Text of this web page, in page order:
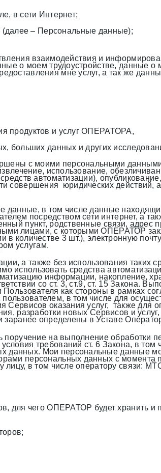
в сети Интернет;
– Персональные данные);
взаимодействия и
о моем трудоустройстве, данные
мне услуг, а так же
продуктов и услуг ОПЕРАТОРА,
больших данных и других
с моими персональными
использование,
автоматизации), опубликование,
совершения юридических действий,
данные, в том числе данные
посредством сети интернет, а
пункт, родственные связи, адрес
лицами, с которыми ОПЕРАТОР
количестве 3 шт.), электронную
услугам.
а также без использования таких
использовать средства
информации, накопление,
со ст. 3, ст.9, ст. 15 Закона.
как стороны в рамках
в том числе для
Сервисов оказания услуг, также для
разработки новых Сервисов и
заранее определены в Уставе
поручение на выполнение обработки
требований ст. 6 Закона, в том
данных. Мои персональные данные
персональных данных с момента
лицу, в том числе оператору связи:
для чего ОПЕРАТОР будет хранить и